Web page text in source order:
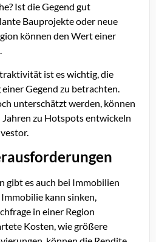
Ist die Gegend gut
Bauprojekte oder neue
können den Wert einer
ist es wichtig, die
Gegend zu betrachten.
unterschätzt werden, können
zu Hotspots entwickeln
gibt es auch bei Immobilien
kann sinken,
in einer Region
Kosten, wie größere